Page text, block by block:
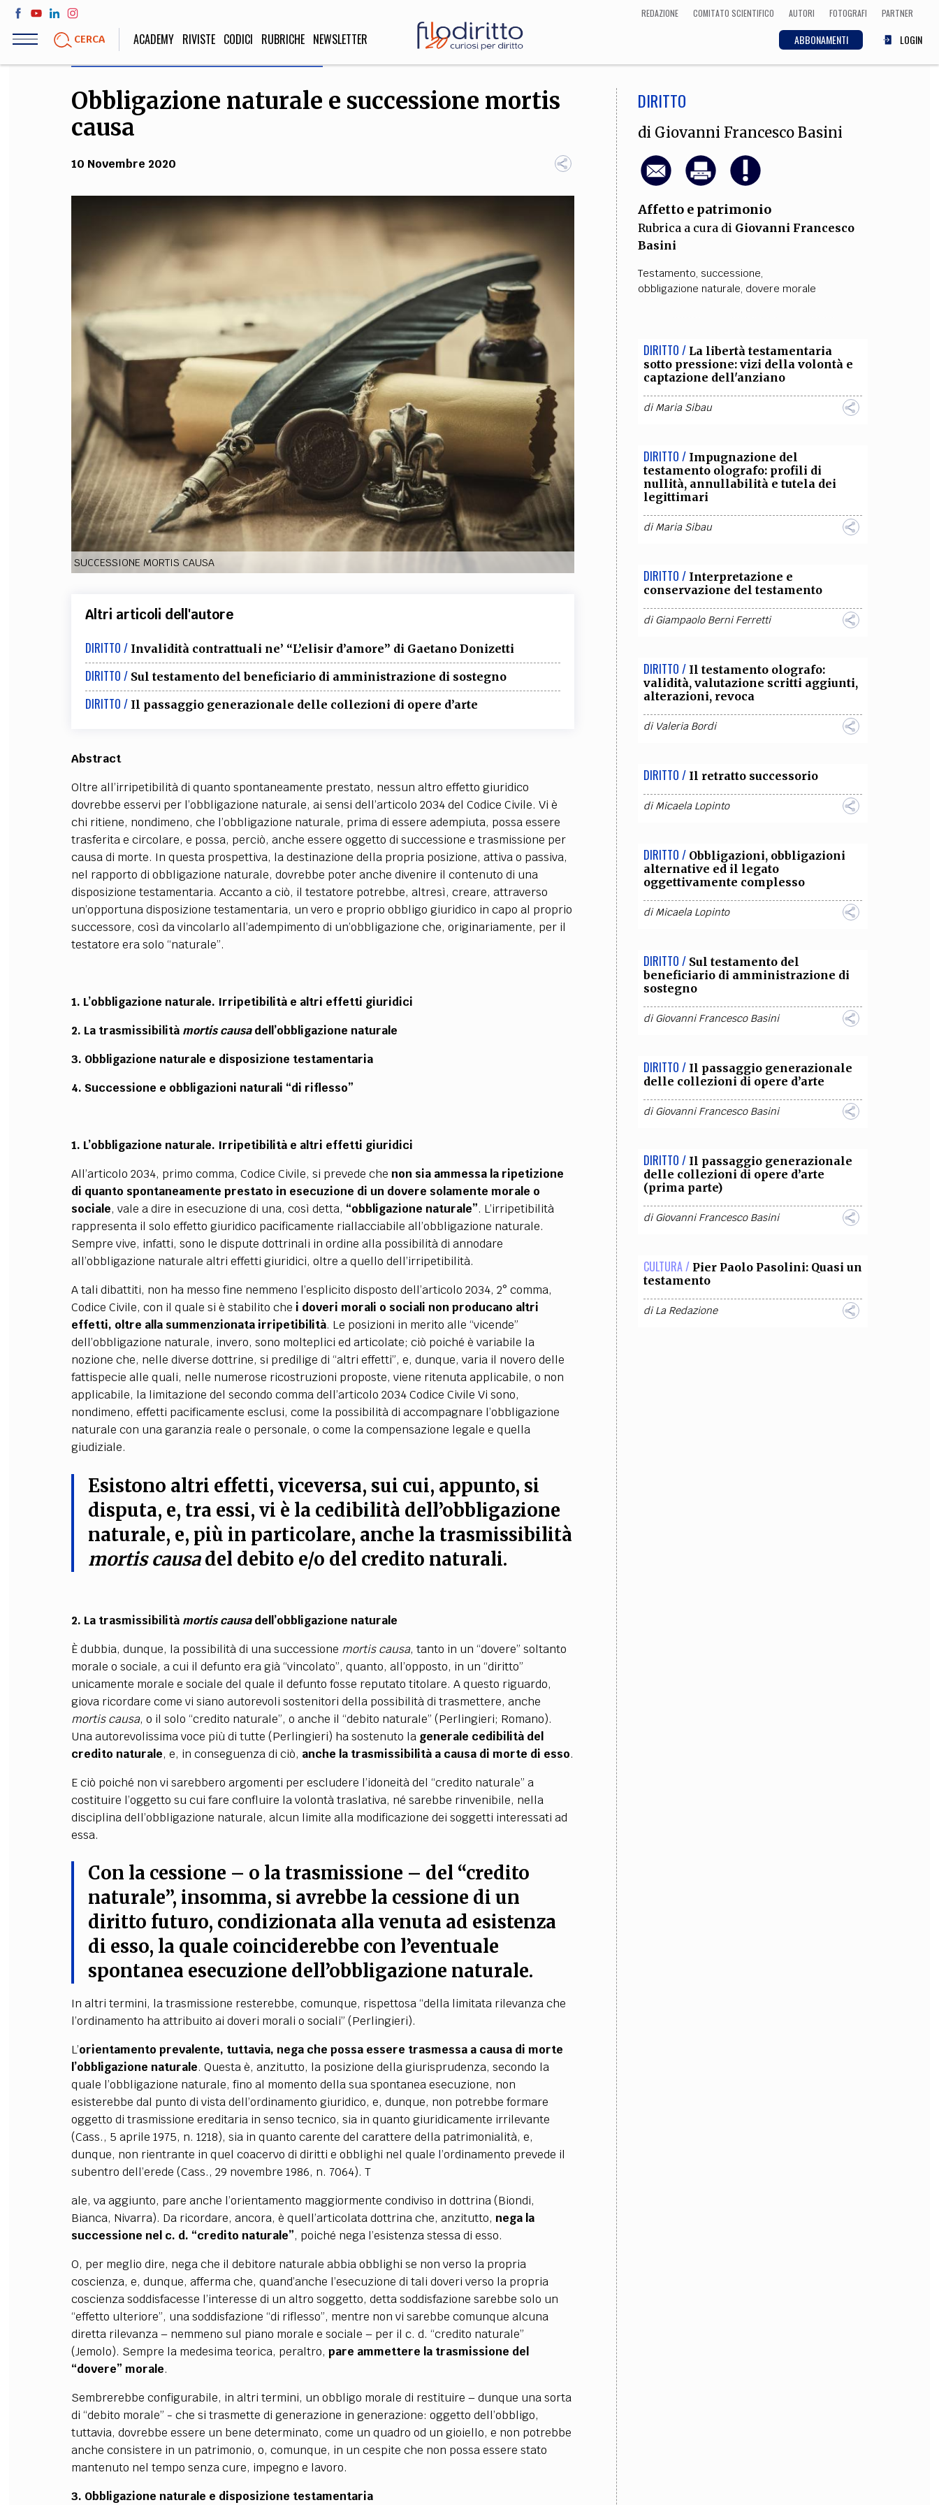
Salta
contenuto
REDAZIONE COMITATO SCIENTIFICO AUTORI FOTOGRAFI PARTNER
CERCA ABBONAMENTI LOGIN
ACADEMY RIVISTE CODICI RUBRICHE NEWSLETTER
LIFE STYLE
Sport, Cucina, Viaggi,
SOCIETÀ ECONOMIA
Matematica, Fisica,
Biologia, Cifrematica,
STORIA E FILOSOFIA
Scienze storiche,
umanistiche, Religione
INNOVAZIONE
Scienze informatiche,
Architettura, Ingegneria
CULTURA
Arte, Cinema, Musica,
TEAM
REDAZIONE COMITATO SCIENTIFICO AUTORI CURATORI FOTOGRAFI
EXTRA
CODICI RUBRICHE LIBRI PROCEEDINGS PUBBLICITÀ
SOCIAL MEDIA
Obbligazione naturale e successione mortis
causa
10 Novembre 2020
SUCCESSIONE MORTIS CAUSA
Altri articoli dell'autore
DIRITTO / Invalidità contrattuali ne’ “L’elisir d’amore” di Gaetano Donizetti
DIRITTO / Sul testamento del beneficiario di amministrazione di sostegno
DIRITTO / Il passaggio generazionale delle collezioni di opere d’arte
Abstract
Oltre all’irripetibilità di quanto spontaneamente prestato, nessun altro effetto giuridico
dovrebbe esservi per l’obbligazione naturale, ai sensi dell’articolo 2034 del Codice Civile. Vi è
chi ritiene, nondimeno, che l’obbligazione naturale, prima di essere adempiuta, possa essere
trasferita e circolare, e possa, perciò, anche essere oggetto di successione e trasmissione per
causa di morte. In questa prospettiva, la destinazione della propria posizione, attiva o passiva,
nel rapporto di obbligazione naturale, dovrebbe poter anche divenire il contenuto di una
disposizione testamentaria. Accanto a ciò, il testatore potrebbe, altresì, creare, attraverso
un’opportuna disposizione testamentaria, un vero e proprio obbligo giuridico in capo al proprio
successore, così da vincolarlo all’adempimento di un’obbligazione che, originariamente, per il
testatore era solo “naturale”.
1. L’obbligazione naturale. Irripetibilità e altri effetti giuridici
2. La trasmissibilità mortis causadell’obbligazione naturale
3. Obbligazione naturale e disposizione testamentaria
4. Successione e obbligazioni naturali “di riflesso”
1. L’obbligazione naturale. Irripetibilità e altri effetti giuridici
All’articolo 2034, primo comma, Codice Civile, si prevede che non sia ammessa la ripetizione
di quanto spontaneamente prestato in esecuzione di un dovere solamente morale o
sociale, vale a dire in esecuzione di una, così detta, “obbligazione naturale”. L’irripetibilità
rappresenta il solo effetto giuridico pacificamente riallacciabile all’obbligazione naturale.
Sempre vive, infatti, sono le dispute dottrinali in ordine alla possibilità di annodare
all’obbligazione naturale altri effetti giuridici, oltre a quello dell’irripetibilità.
A tali dibattiti, non ha messo fine nemmeno l’esplicito disposto dell’articolo 2034, 2° comma,
Codice Civile, con il quale si è stabilito che i doveri morali o sociali non producano altri
effetti, oltre alla summenzionata irripetibilità. Le posizioni in merito alle “vicende”
dell’obbligazione naturale, invero, sono molteplici ed articolate; ciò poiché è variabile la
nozione che, nelle diverse dottrine, si predilige di “altri effetti”, e, dunque, varia il novero delle
fattispecie alle quali, nelle numerose ricostruzioni proposte, viene ritenuta applicabile, o non
applicabile, la limitazione del secondo comma dell’articolo 2034 Codice Civile Vi sono,
nondimeno, effetti pacificamente esclusi, come la possibilità di accompagnare l’obbligazione
naturale con una garanzia reale o personale, o come la compensazione legale e quella
giudiziale.
Esistono altri effetti, viceversa, sui cui, appunto, si
disputa, e, tra essi, vi è la cedibilità dell’obbligazione
naturale, e, più in particolare, anche la trasmissibilità
mortis causadel debito e/o del credito naturali.
2. La trasmissibilità mortis causadell’obbligazione naturale
È dubbia, dunque, la possibilità di una successione mortis causa, tanto in un “dovere” soltanto
morale o sociale, a cui il defunto era già “vincolato”, quanto, all’opposto, in un “diritto”
unicamente morale e sociale del quale il defunto fosse reputato titolare. A questo riguardo,
giova ricordare come vi siano autorevoli sostenitori della possibilità di trasmettere, anche
mortis causa, o il solo “credito naturale”, o anche il “debito naturale” (Perlingieri; Romano).
Una autorevolissima voce più di tutte (Perlingieri) ha sostenuto la generale cedibilità del
credito naturale, e, in conseguenza di ciò, anche la trasmissibilità a causa di morte di esso.
E ciò poiché non vi sarebbero argomenti per escludere l’idoneità del “credito naturale” a
costituire l’oggetto su cui fare confluire la volontà traslativa, né sarebbe rinvenibile, nella
disciplina dell’obbligazione naturale, alcun limite alla modificazione dei soggetti interessati ad
essa.
Con la cessione – o la trasmissione – del “credito
naturale”, insomma, si avrebbe la cessione di un
diritto futuro, condizionata alla venuta ad esistenza
di esso, la quale coinciderebbe con l’eventuale
spontanea esecuzione dell’obbligazione naturale.
In altri termini, la trasmissione resterebbe, comunque, rispettosa “della limitata rilevanza che
l’ordinamento ha attribuito ai doveri morali o sociali” (Perlingieri).
L’orientamento prevalente, tuttavia, nega che possa essere trasmessa a causa di morte
l’obbligazione naturale. Questa è, anzitutto, la posizione della giurisprudenza, secondo la
quale l’obbligazione naturale, fino al momento della sua spontanea esecuzione, non
esisterebbe dal punto di vista dell’ordinamento giuridico, e, dunque, non potrebbe formare
oggetto di trasmissione ereditaria in senso tecnico, sia in quanto giuridicamente irrilevante
(Cass., 5 aprile 1975, n. 1218), sia in quanto carente del carattere della patrimonialità, e,
dunque, non rientrante in quel coacervo di diritti e obblighi nel quale l’ordinamento prevede il
subentro dell’erede (Cass., 29 novembre 1986, n. 7064). T
ale, va aggiunto, pare anche l’orientamento maggiormente condiviso in dottrina (Biondi,
Bianca, Nivarra). Da ricordare, ancora, è quell’articolata dottrina che, anzitutto, nega la
successione nel c. d. “credito naturale”, poiché nega l’esistenza stessa di esso.
O, per meglio dire, nega che il debitore naturale abbia obblighi se non verso la propria
coscienza, e, dunque, afferma che, quand’anche l’esecuzione di tali doveri verso la propria
coscienza soddisfacesse l’interesse di un altro soggetto, detta soddisfazione sarebbe solo un
“effetto ulteriore”, una soddisfazione “di riflesso”, mentre non vi sarebbe comunque alcuna
diretta rilevanza – nemmeno sul piano morale e sociale – per il c. d. “credito naturale”
(Jemolo). Sempre la medesima teorica, peraltro, pare ammettere la trasmissione del
“dovere” morale.
Sembrerebbe configurabile, in altri termini, un obbligo morale di restituire – dunque una sorta
di “debito morale” - che si trasmette di generazione in generazione: oggetto dell’obbligo,
tuttavia, dovrebbe essere un bene determinato, come un quadro od un gioiello, e non potrebbe
anche consistere in un patrimonio, o, comunque, in un cespite che non possa essere stato
mantenuto nel tempo senza cure, impegno e lavoro.
3. Obbligazione naturale e disposizione testamentaria
DIRITTO
di Giovanni Francesco Basini
Affetto e patrimonio
Rubrica a cura di Giovanni Francesco
Basini
Testamento, successione,
obbligazione naturale, dovere morale
DIRITTO / La libertà testamentaria
sotto pressione: vizi della volontà e
captazione dell'anziano
diMaria Sibau
DIRITTO / Impugnazione del
testamento olografo: profili di
nullità, annullabilità e tutela dei
legittimari
diMaria Sibau
DIRITTO / Interpretazione e
conservazione del testamento
diGiampaolo Berni Ferretti
DIRITTO / Il testamento olografo:
validità, valutazione scritti aggiunti,
alterazioni, revoca
di Valeria Bordi
DIRITTO / Il retratto successorio
diMicaela Lopinto
DIRITTO / Obbligazioni, obbligazioni
alternative ed il legato
oggettivamente complesso
diMicaela Lopinto
DIRITTO / Sul testamento del
beneficiario di amministrazione di
sostegno
diGiovanni Francesco Basini
DIRITTO / Il passaggio generazionale
delle collezioni di opere d’arte
diGiovanni Francesco Basini
DIRITTO / Il passaggio generazionale
delle collezioni di opere d’arte
(prima parte)
diGiovanni Francesco Basini
CULTURA / Pier Paolo Pasolini: Quasi un
testamento
diLa Redazione